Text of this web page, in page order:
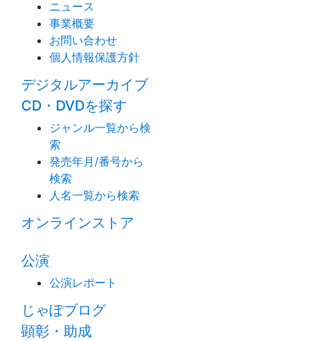
ニュース
事業概要
お問い合わせ
個人情報保護方針
デジタルアーカイブ
CD・DVDを探す
ジャンル一覧から検
索
発売年月/番号から
検索
人名一覧から検索
オンラインストア
公演
公演レポート
じゃぽブログ
顕彰・助成